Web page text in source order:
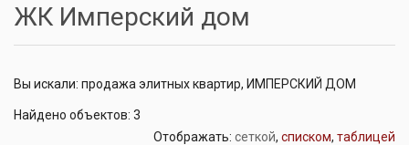
ЖК Имперский дом
Вы искали: продажа элитных квартир, ИМПЕРСКИЙ ДОМ
Найдено объектов: 3
Отображать: сеткой, списком, таблицей